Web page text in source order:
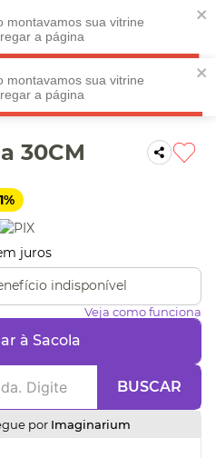
montavamos sua vitrine
a página
montavamos sua vitrine
a página
REGULAMENTO
você! Informe seu CEP
30CM
%
juros
indisponível
Veja como funciona
à Sacola
BUSCAR
por Imaginarium